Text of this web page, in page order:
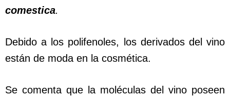
comestica.
Debido a los polifenoles, los derivados del vino
están de moda en la cosmética.
Se comenta que la moléculas del vino poseen